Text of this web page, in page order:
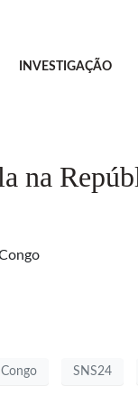
INVESTIGAÇÃO
na
SNS24